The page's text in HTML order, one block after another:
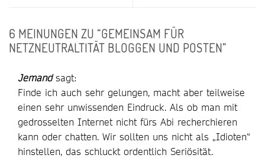
6 MEINUNGEN ZU “GEMEINSAM FÜR
NETZNEUTRALTITÄT BLOGGEN UND POSTEN”
Jemand sagt:
Finde ich auch sehr gelungen, macht aber teilweise
einen sehr unwissenden Eindruck. Als ob man mit
gedrosselten Internet nicht fürs Abi recherchieren
kann oder chatten. Wir sollten uns nicht als „Idioten“
hinstellen, das schluckt ordentlich Seriösität.